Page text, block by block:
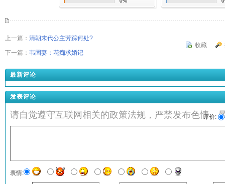
上一篇： 清朝末代公主芳踪何处?
下一篇： 韦固妻：花痴求婚记
收藏
最新评论
发表评论
请自觉遵守互联网相关的政策法规，严禁发布色情、
评价:
表情: